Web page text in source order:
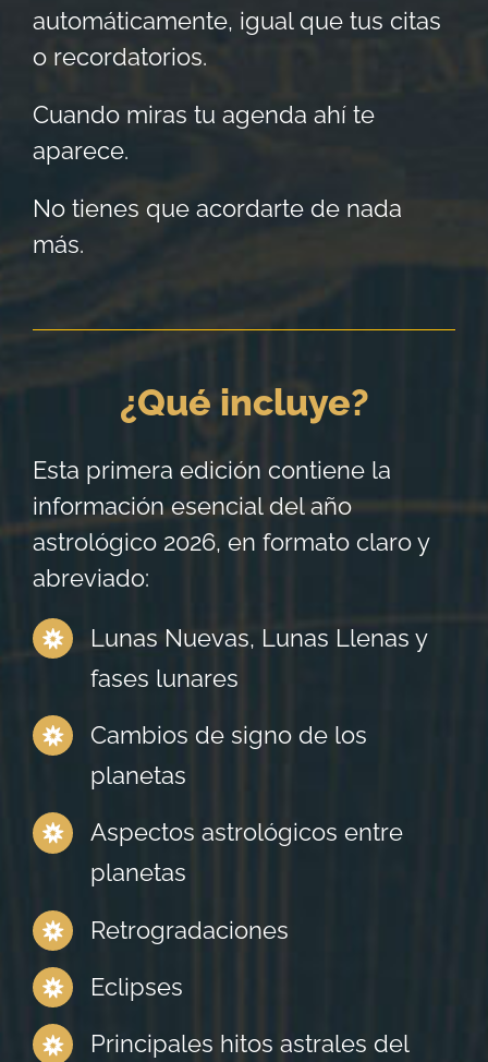
automáticamente, igual que tus citas
o recordatorios.
Cuando miras tu agenda ahí te
aparece.
No tienes que acordarte de nada
más.
¿Qué incluye?
Esta primera edición contiene la
información esencial del año
astrológico 2026, en formato claro y
abreviado:
Lunas Nuevas, Lunas Llenas y
fases lunares
Cambios de signo de los
planetas
Aspectos astrológicos entre
planetas
Retrogradaciones
Eclipses
Principales hitos astrales del